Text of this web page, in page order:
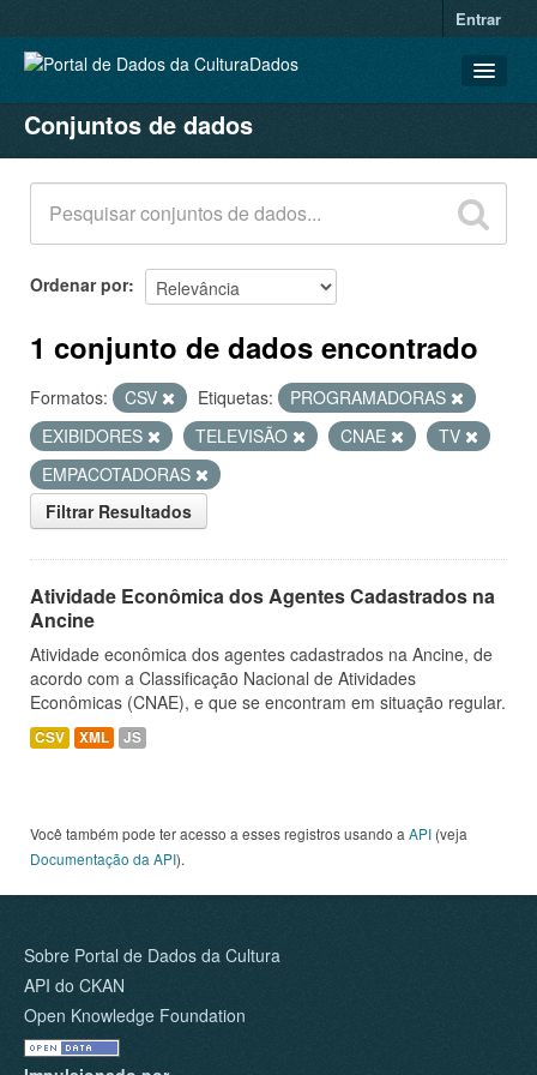
Entrar
CONJUNTOS DE DADOS
ORGANIZAÇÕES
GRUPOS
SOBRE
Conjuntos de dados
Ordenar por
1 conjunto de dados encontrado
Formatos: CSV Etiquetas:
PROGRAMADORAS
EXIBIDORES
TELEVISÃO CNAE
TV
EMPACOTADORAS
Filtrar Resultados
Atividade Econômica dos Agentes Cadastrados na
Ancine
Atividade econômica dos agentes cadastrados na Ancine, de
acordo com a Classificação Nacional de Atividades
Econômicas (CNAE), e que se encontram em situação regular.
CSV XML JS
Você também pode ter acesso a esses registros usando a API (veja
Documentação da API).
Sobre Portal de Dados da Cultura
API do CKAN
Open Knowledge Foundation